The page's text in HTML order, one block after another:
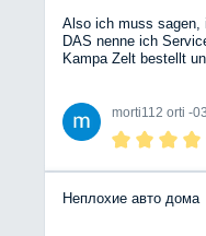
Also ich muss sagen,
DAS nenne ich
Kampa Zelt bestellt
Versandbestätigung
gerade eben
WEITER SO.... Test
morti112 orti -
Неплохие авто дома